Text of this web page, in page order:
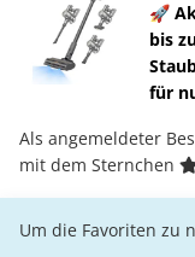
🚀
bis
für
Als angemeldeter
mit dem Sternchen
Um die Favoriten zu